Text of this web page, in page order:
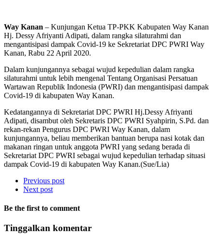
Way Kanan – Kunjungan Ketua TP-PKK Kabupaten Way Kanan
Hj. Dessy Afriyanti Adipati, dalam rangka silaturahmi dan
mengantisipasi dampak Covid-19 ke Sekretariat DPC PWRI Way
Kanan, Rabu 22 April 2020.
Dalam kunjungannya sebagai wujud kepedulian dalam rangka
silaturahmi untuk lebih mengenal Tentang Organisasi Persatuan
Wartawan Republik Indonesia (PWRI) dan mengantisipasi dampak
Covid-19 di kabupaten Way Kanan.
Kedatangannya di Sekretariat DPC PWRI Hj.Dessy Afriyanti
Adipati, disambut oleh Sekretaris DPC PWRI Syahpirin, S.Pd. dan
rekan-rekan Pengurus DPC PWRI Way Kanan, dalam
kunjungannya, beliau memberikan bantuan berupa nasi kotak dan
makanan ringan untuk anggota PWRI yang sedang berada di
Sekretariat DPC PWRI sebagai wujud kepedulian terhadap situasi
dampak Covid-19 di kabupaten Way Kanan.(Sue/Lia)
Previous post
Next post
Be the first to comment
Tinggalkan komentar